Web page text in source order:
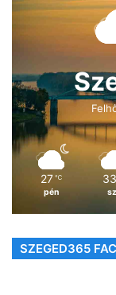
27 ℃
pén
33
SZEGED365